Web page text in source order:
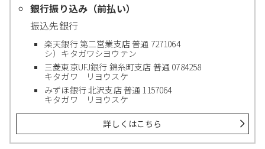
銀行振り込み（前払い）
振込先銀行
楽天銀行 第二営業支店 普通 7271064
シ）キタガワシヨウテン
三菱東京UFJ銀行 錦糸町支店 普通 0784258
キタガワ リヨウスケ
みずほ銀行 北沢支店 普通 1157064
キタガワ リヨウスケ
詳しくはこちら